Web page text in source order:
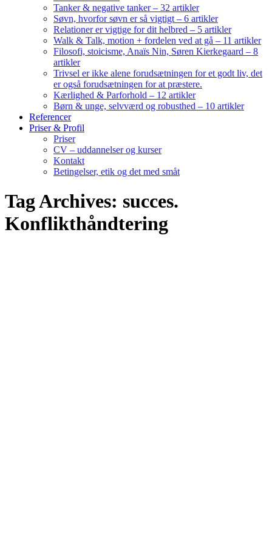
Tanker & negative tanker – 32 artikler
Søvn, hvorfor søvn er så vigtigt – 6 artikler
Relationer er vigtige for dit helbred – 5 artikler
Walk & Talk, motion + fordelen ved at gå – 11 artikler
Filosofi, stoicisme, Anaïs Nin, Søren Kierkegaard – 8
artikler
Trivsel er ikke alene forudsætningen for et godt liv, det
er også forudsætningen for at præstere.
Kærlighed & Parforhold – 12 artikler
Børn & unge, selvværd og robusthed – 10 artikler
Referencer
Priser & Profil
Priser
CV – uddannelser og kurser
Kontakt
Betingelser, etik og det med småt
Tag Archives: succes.
Konflikthåndtering